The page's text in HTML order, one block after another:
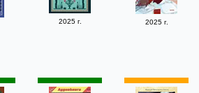
2025 г. 2025 г.